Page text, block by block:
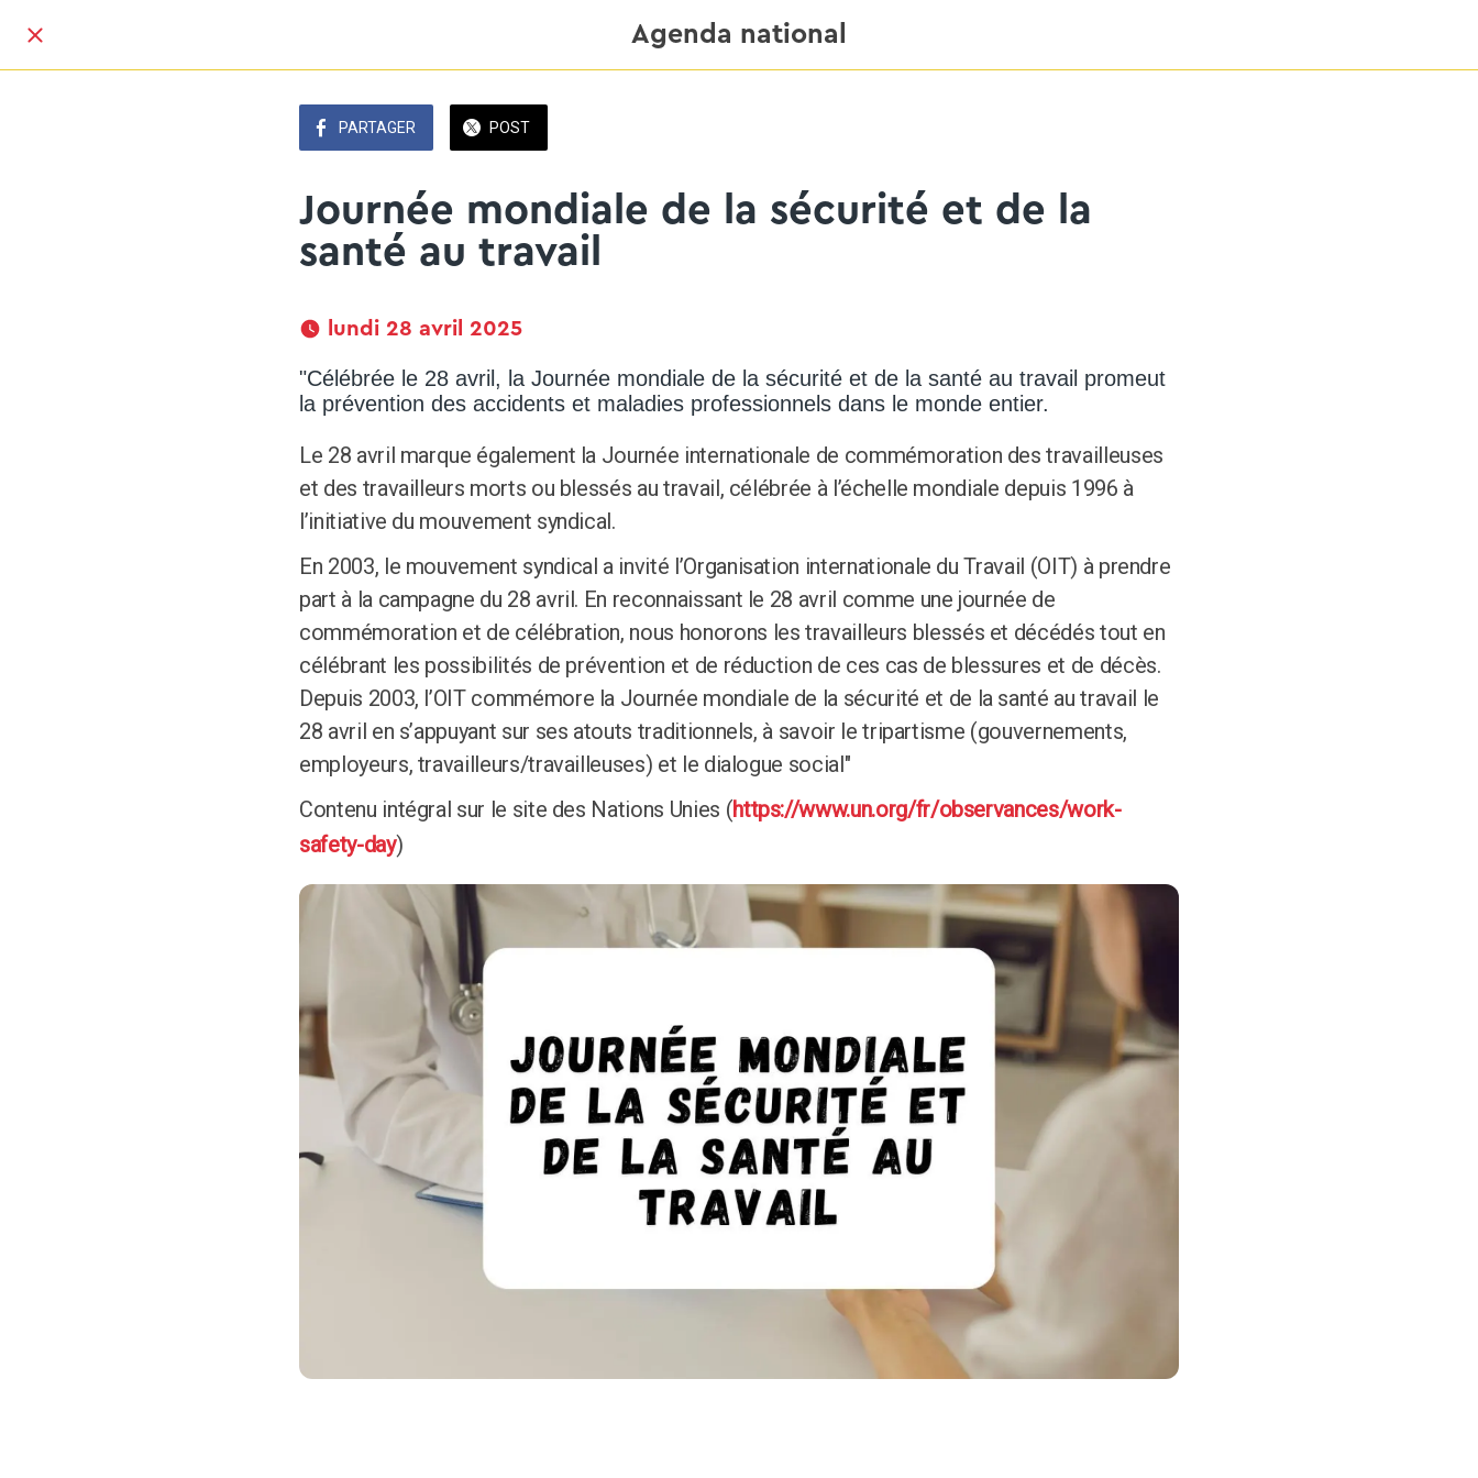
Agenda national
PARTAGER POST
Journée mondiale de la sécurité et de la
santé au travail
lundi 28 avril 2025
"Célébrée le 28 avril, la Journée mondiale de la sécurité et de la santé au travail promeut
la prévention des accidents et maladies professionnels dans le monde entier.
Le 28 avril marque également la Journée internationale de commémoration des travailleuses
et des travailleurs morts ou blessés au travail, célébrée à l’échelle mondiale depuis 1996 à
l’initiative du mouvement syndical.
En 2003, le mouvement syndical a invité l’Organisation internationale du Travail (OIT) à prendre
part à la campagne du 28 avril. En reconnaissant le 28 avril comme une journée de
commémoration et de célébration, nous honorons les travailleurs blessés et décédés tout en
célébrant les possibilités de prévention et de réduction de ces cas de blessures et de décès.
Depuis 2003, l’OIT commémore la Journée mondiale de la sécurité et de la santé au travail le
28 avril en s’appuyant sur ses atouts traditionnels, à savoir le tripartisme (gouvernements,
employeurs, travailleurs/travailleuses) et le dialogue social"
Contenu intégral sur le site des Nations Unies (https://www.un.org/fr/observances/work-
safety-day)